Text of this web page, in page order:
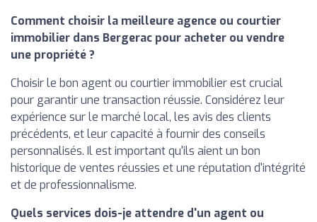
Comment choisir la meilleure agence ou courtier
immobilier dans Bergerac pour acheter ou vendre
une propriété ?
Choisir le bon agent ou courtier immobilier est crucial
pour garantir une transaction réussie. Considérez leur
expérience sur le marché local, les avis des clients
précédents, et leur capacité à fournir des conseils
personnalisés. Il est important qu'ils aient un bon
historique de ventes réussies et une réputation d'intégrité
et de professionnalisme.
Quels services dois-je attendre d'un agent ou